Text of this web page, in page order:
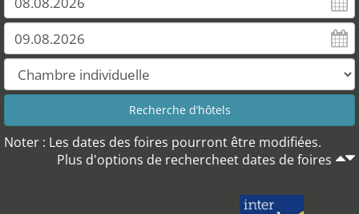
Noter : Les dates des foires pourront être modifiées.
Plus d'options de rechercheet dates de foires